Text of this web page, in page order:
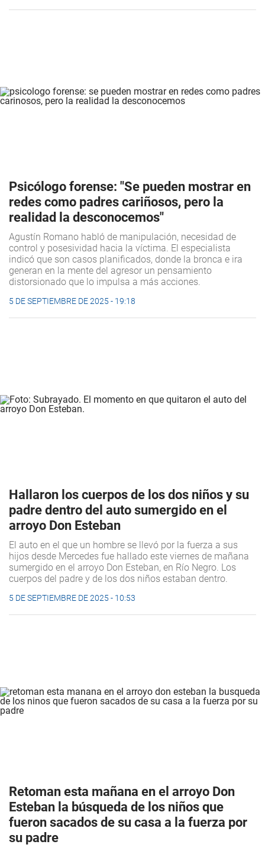
Psicólogo forense: "Se pueden mostrar en
redes como padres cariñosos, pero la
realidad la desconocemos"
Agustín Romano habló de manipulación, necesidad de
control y posesividad hacia la víctima. El especialista
indicó que son casos planificados, donde la bronca e ira
generan en la mente del agresor un pensamiento
distorsionado que lo impulsa a más acciones.
5 DE SEPTIEMBRE DE 2025 - 19:18
Hallaron los cuerpos de los dos niños y su
padre dentro del auto sumergido en el
arroyo Don Esteban
El auto en el que un hombre se llevó por la fuerza a sus
hijos desde Mercedes fue hallado este viernes de mañana
sumergido en el arroyo Don Esteban, en Río Negro. Los
cuerpos del padre y de los dos niños estaban dentro.
5 DE SEPTIEMBRE DE 2025 - 10:53
Retoman esta mañana en el arroyo Don
Esteban la búsqueda de los niños que
fueron sacados de su casa a la fuerza por
su padre